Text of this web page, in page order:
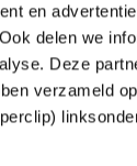
en
delen we
Deze
verzameld
is
en